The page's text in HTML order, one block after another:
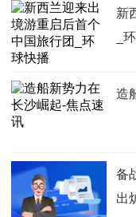
新
_
造
备
出